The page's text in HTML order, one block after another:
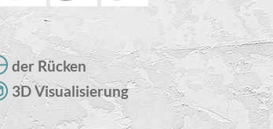
der Rücken
3D Visualisierung